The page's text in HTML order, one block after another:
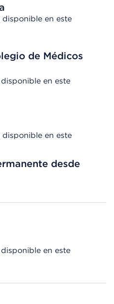
en este
de Médicos
en este
en este
desde
en este